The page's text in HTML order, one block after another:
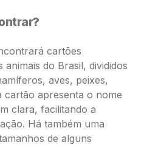
cartões
do Brasil, divididos
aves, peixes,
cartão apresenta o nome
clara, facilitando a
Há também uma
de alguns